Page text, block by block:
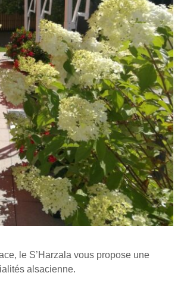
le S’Harzala vous propose une
alsacienne.